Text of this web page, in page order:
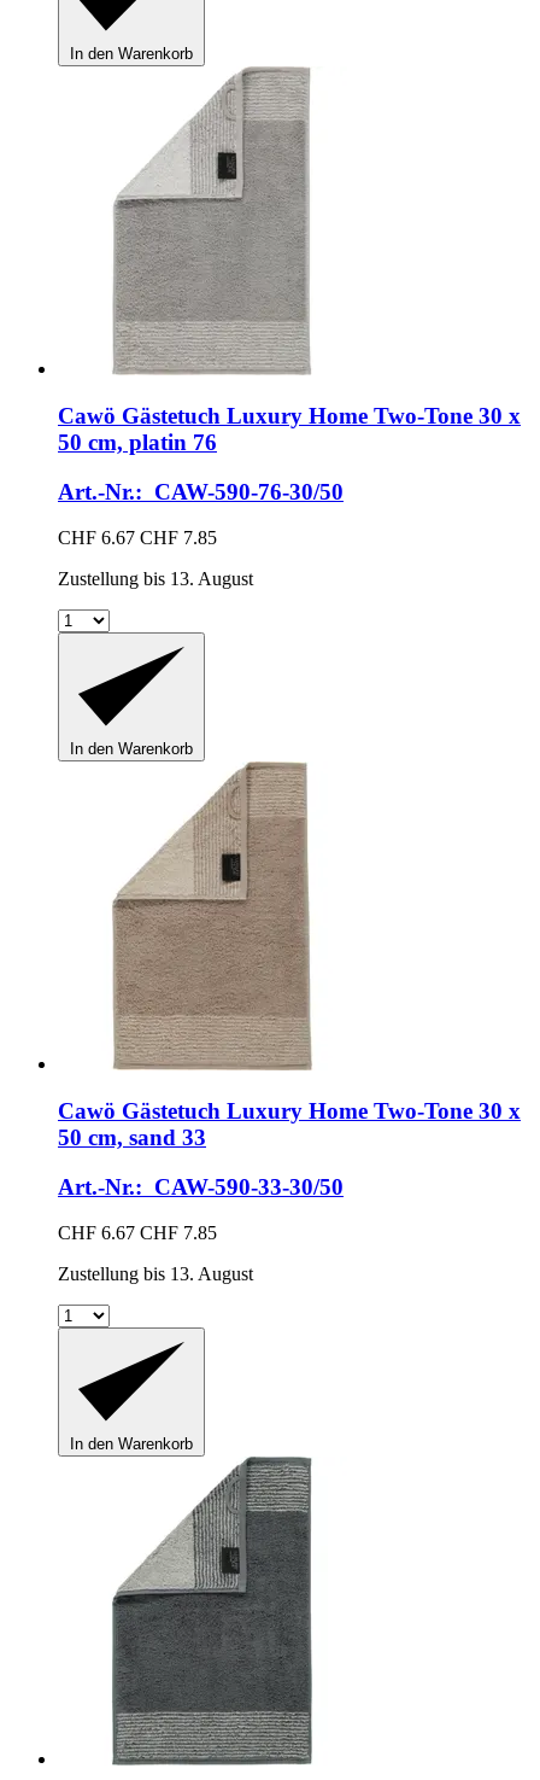
In den Warenkorb
Cawö Gästetuch Luxury Home Two-​Tone 30 x
50 cm, platin 76
Art.-Nr.: CAW-590-76-30/50
CHF 6.67 CHF 7.85
Zustellung bis 13. August
In den Warenkorb
Cawö Gästetuch Luxury Home Two-​Tone 30 x
50 cm, sand 33
Art.-Nr.: CAW-590-33-30/50
CHF 6.67 CHF 7.85
Zustellung bis 13. August
In den Warenkorb